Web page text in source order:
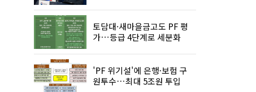
토담대·새마을금고도 PF 평
가…등급 4단계로 세분화
'PF 위기설'에 은행·보험 구
원투수…최대 5조원 투입